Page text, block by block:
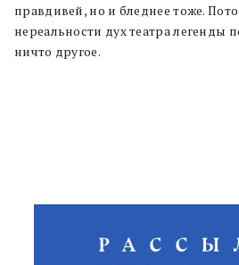
правдивей, но и бледнее тоже.
нереальности дух театра легенды
ничто другое.